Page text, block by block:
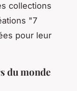
collections
"7
pour leur
du monde